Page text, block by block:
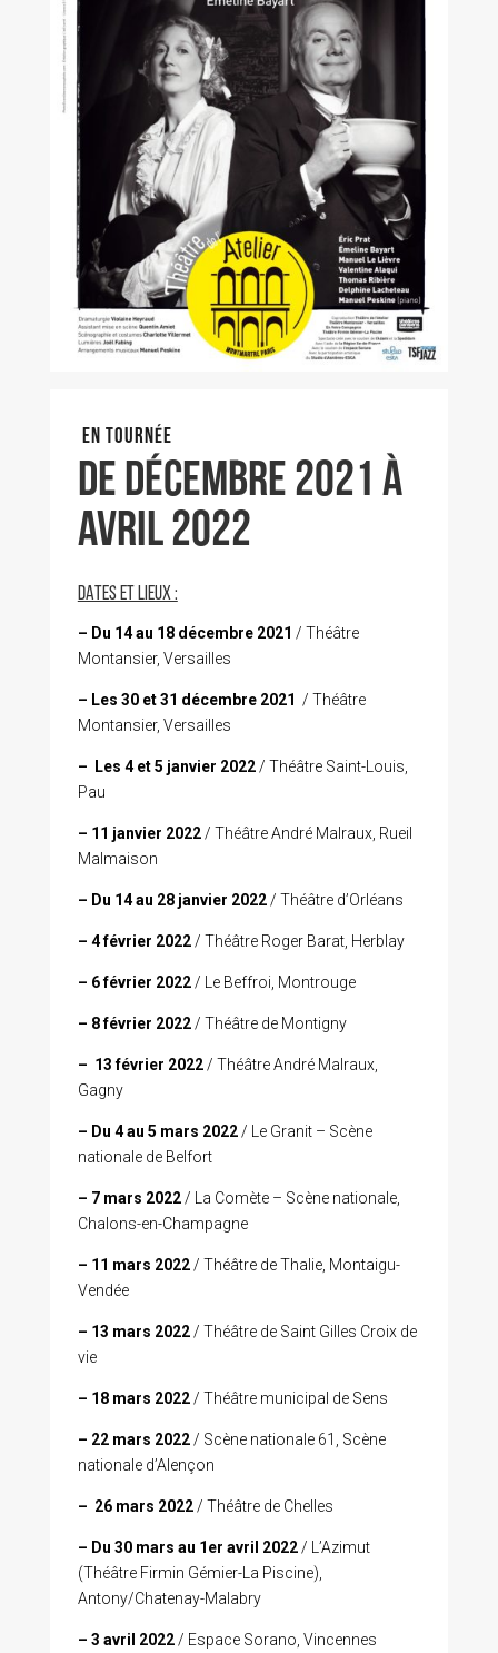
EN TOURNÉE
De décembre 2021 À
avril 2022
DATES ET LIEUX :
– Du 14 au 18 décembre 2021 / Théâtre
Montansier, Versailles
– Les 30 et 31 décembre 2021 / Théâtre
Montansier, Versailles
– Les 4 et 5 janvier 2022/ Théâtre Saint-Louis,
Pau
– 11 janvier 2022 / Théâtre André Malraux, Rueil
Malmaison
– Du 14 au 28 janvier 2022/ Théâtre d’Orléans
– 4 février 2022/ Théâtre Roger Barat, Herblay
– 6 février 2022/ Le Beffroi, Montrouge
– 8 février 2022/ Théâtre de Montigny
– 13 février 2022/ Théâtre André Malraux,
Gagny
– Du 4 au 5 mars 2022 / Le Granit – Scène
nationale de Belfort
– 7 mars 2022/ La Comète – Scène nationale,
Chalons-en-Champagne
– 11 mars 2022 / Théâtre de Thalie, Montaigu-
Vendée
– 13 mars 2022/ Théâtre de Saint Gilles Croix de
vie
– 18 mars 2022/ Théâtre municipal de Sens
– 22 mars 2022/ Scène nationale 61, Scène
nationale d’Alençon
– 26 mars 2022/ Théâtre de Chelles
– Du 30 mars au 1er avril 2022 / L’Azimut
(Théâtre Firmin Gémier-La Piscine),
Antony/Chatenay-Malabry
– 3 avril 2022/ Espace Sorano, Vincennes